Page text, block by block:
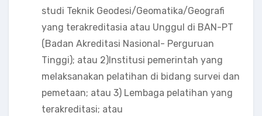
studi Teknik Geodesi/Geomatika/Geografi
yang terakreditasia atau Unggul di BAN-PT
(Badan Akreditasi Nasional- Perguruan
Tinggi); atau 2)Institusi pemerintah yang
melaksanakan pelatihan di bidang survei dan
pemetaan; atau 3) Lembaga pelatihan yang
terakreditasi; atau